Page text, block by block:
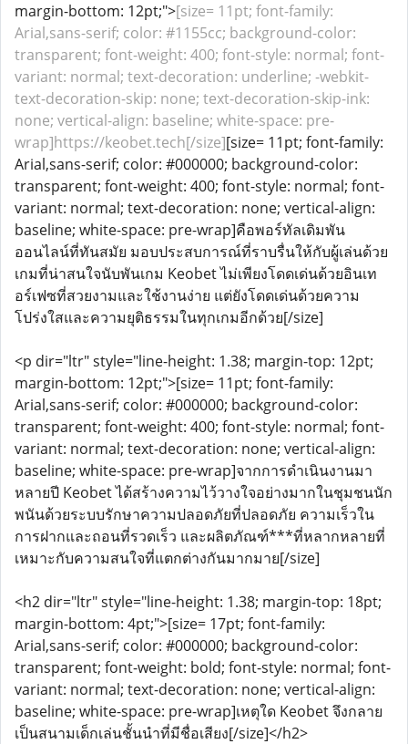
margin-bottom: 12pt;">[size= 11pt; font-family:
Arial,sans-serif; color: #1155cc; background-color:
transparent; font-weight: 400; font-style: normal; font-
variant: normal; text-decoration: underline; -webkit-
text-decoration-skip: none; text-decoration-skip-ink:
none; vertical-align: baseline; white-space: pre-
wrap]https://keobet.tech[/size][size= 11pt; font-family:
Arial,sans-serif; color: #000000; background-color:
transparent; font-weight: 400; font-style: normal; font-
variant: normal; text-decoration: none; vertical-align:
baseline; white-space: pre-wrap]คือพอร์ทัลเดิมพัน
ออนไลน์ที่ทันสมัย ​​มอบประสบการณ์ที่ราบรื่นให้กับผู้เล่นด้วย
เกมที่น่าสนใจนับพันเกม Keobet ไม่เพียงโดดเด่นด้วยอินเท
อร์เฟซที่สวยงามและใช้งานง่าย แต่ยังโดดเด่นด้วยความ
โปร่งใสและความยุติธรรมในทุกเกมอีกด้วย[/size]
<p dir="ltr" style="line-height: 1.38; margin-top: 12pt;
margin-bottom: 12pt;">[size= 11pt; font-family:
Arial,sans-serif; color: #000000; background-color:
transparent; font-weight: 400; font-style: normal; font-
variant: normal; text-decoration: none; vertical-align:
baseline; white-space: pre-wrap]จากการดำเนินงานมา
หลายปี Keobet ได้สร้างความไว้วางใจอย่างมากในชุมชนนัก
พนันด้วยระบบรักษาความปลอดภัยที่ปลอดภัย ความเร็วใน
การฝากและถอนที่รวดเร็ว และผลิตภัณฑ์***ที่หลากหลายที่
เหมาะกับความสนใจที่แตกต่างกันมากมาย[/size]
<h2 dir="ltr" style="line-height: 1.38; margin-top: 18pt;
margin-bottom: 4pt;">[size= 17pt; font-family:
Arial,sans-serif; color: #000000; background-color:
transparent; font-weight: bold; font-style: normal; font-
variant: normal; text-decoration: none; vertical-align:
baseline; white-space: pre-wrap]เหตุใด Keobet จึงกลาย
เป็นสนามเด็กเล่นชั้นนำที่มีชื่อเสียง[/size]</h2>